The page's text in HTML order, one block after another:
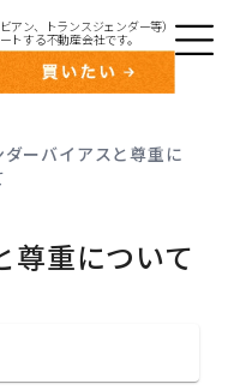
アン、トランスジェンダー等）
トする不動産会社です。
ダーバイアスと尊重に
尊重について